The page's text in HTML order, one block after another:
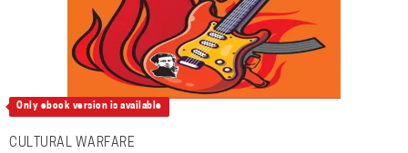
Only ebook version is available
CULTURAL WARFARE